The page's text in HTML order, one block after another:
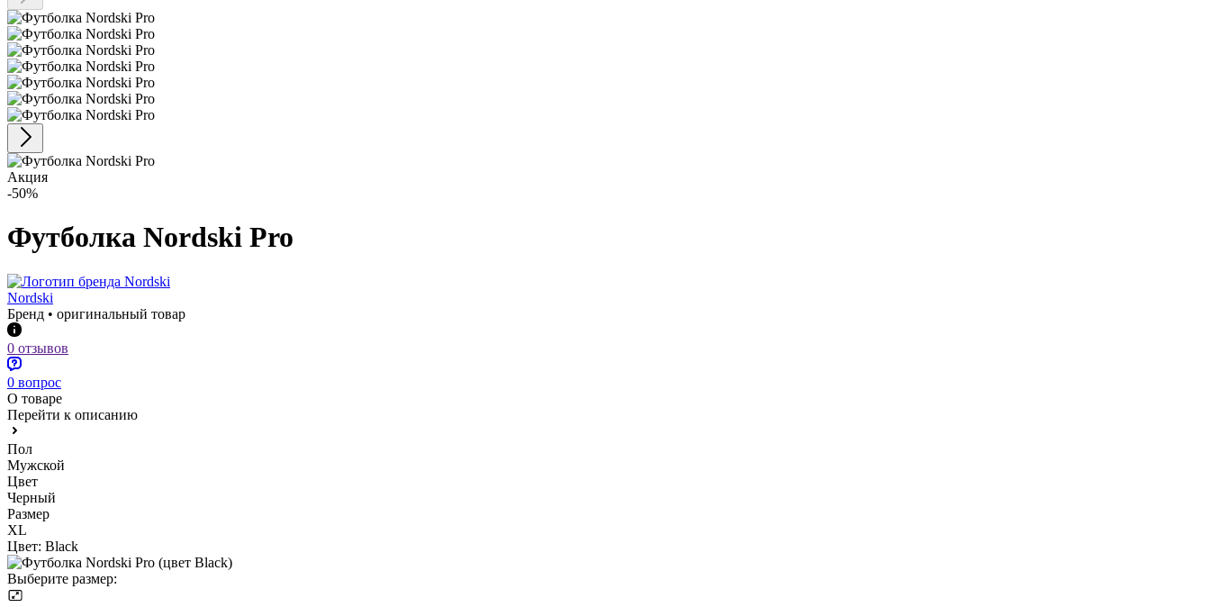
Акция
-50%
Футболка Nordski Pro
Nordski
Бренд • оригинальный товар
0 отзывов
0 вопрос
О товаре
Перейти к описанию
Пол
Мужской
Цвет
Черный
Размер
XL
Цвет: Black
Выберите размер: